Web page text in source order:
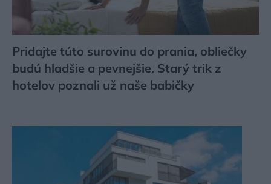
Pridajte túto surovinu do prania, obliečky
budú hladšie a pevnejšie. Starý trik z
hotelov poznali už naše babičky